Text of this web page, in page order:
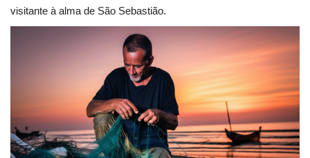
visitante à alma de São Sebastião.